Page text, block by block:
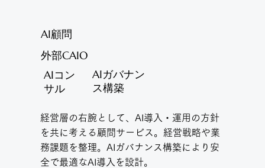
AI顧問
外部CAIO
AIコン
サル
AIガバナン
ス構築
経営層の右腕として、AI導入・運用の方針
を共に考える顧問サービス。経営戦略や業
務課題を整理。AIガバナンス構築により安
全で最適なAI導入を設計。